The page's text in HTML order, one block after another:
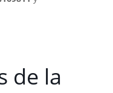
de la